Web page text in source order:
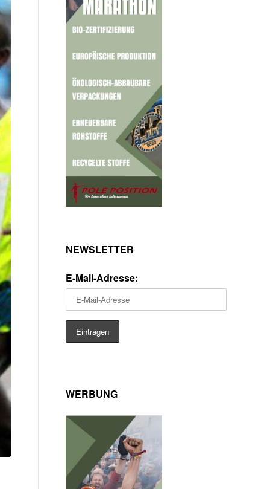
NEWSLETTER
E-Mail-Adresse:
WERBUNG